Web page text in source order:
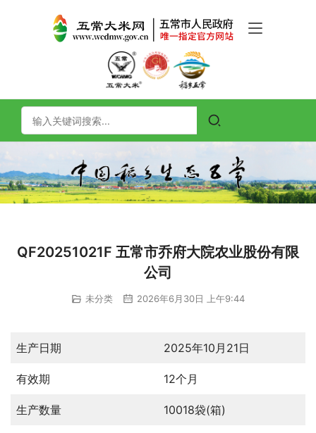
QF20251021F 五常市乔府大院农业股份有限
公司
未分类 2026年6月30日 上午9:44
生产日期 2025年10月21日
有效期 12个月
生产数量 10018袋(箱)